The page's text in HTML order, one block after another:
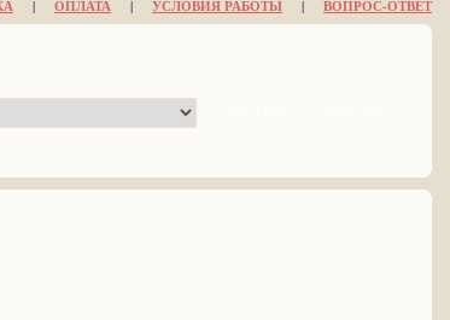
| ОПЛАТА | УСЛОВИЯ РАБОТЫ | ВОПРОС-ОТВЕТ